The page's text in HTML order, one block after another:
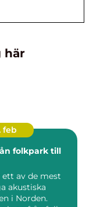
här
feb
ett av de mest
akustiska
i Norden.